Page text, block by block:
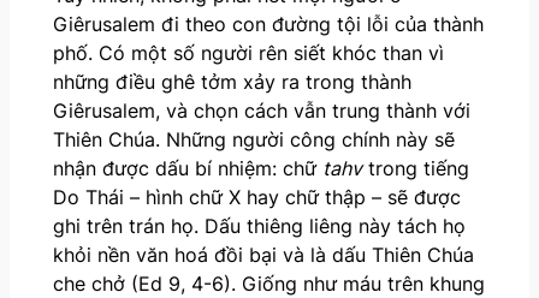
Giêrusalem đi theo con đường tội lỗi của thành
phố. Có một số người rên siết khóc than vì
những điều ghê tởm xảy ra trong thành
Giêrusalem, và chọn cách vẫn trung thành với
Thiên Chúa. Những người công chính này sẽ
nhận được dấu bí nhiệm: chữ tahvtrong tiếng
Do Thái – hình chữ X hay chữ thập – sẽ được
ghi trên trán họ. Dấu thiêng liêng này tách họ
khỏi nền văn hoá đồi bại và là dấu Thiên Chúa
che chở (Ed 9, 4-6). Giống như máu trên khung